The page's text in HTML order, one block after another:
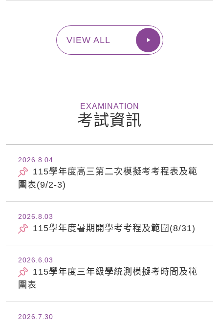
VIEW ALL
EXAMINATION
考試資訊
04
2026.8
圍表(9/2-3)
03
2026.8
115學年度暑期開學考考程及範圍(8/31)
03
2026.6
圍表
30
2026.7